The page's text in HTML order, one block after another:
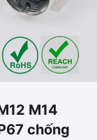
M14
chống